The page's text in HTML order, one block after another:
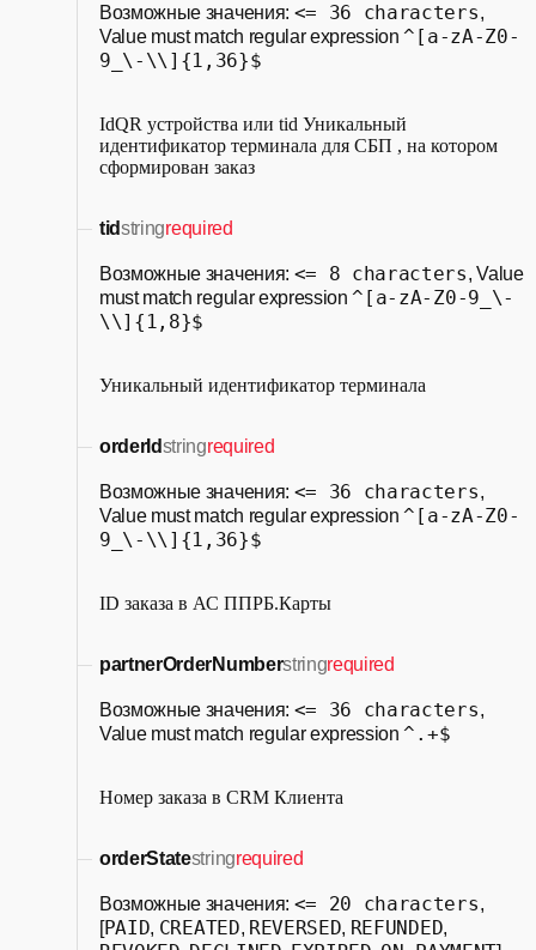
Возможные значения: <= 36 characters,
Value must match regular expression^[a-zA-Z0-
9_\-\\]{1,36}$
IdQR устройства или tid Уникальный
идентификатор терминала для СБП , на котором
сформирован заказ
tidstringrequired
Возможные значения: <= 8 characters, Value
must match regular expression^[a-zA-Z0-9_\-
\\]{1,8}$
Уникальный идентификатор терминала
orderIdstringrequired
Возможные значения: <= 36 characters,
Value must match regular expression^[a-zA-Z0-
9_\-\\]{1,36}$
ID заказа в АС ППРБ.Карты
partnerOrderNumberstringrequired
Возможные значения: <= 36 characters,
Value must match regular expression^.+$
Номер заказа в CRM Клиента
orderStatestringrequired
Возможные значения: <= 20 characters,
[PAID, CREATED, REVERSED, REFUNDED,